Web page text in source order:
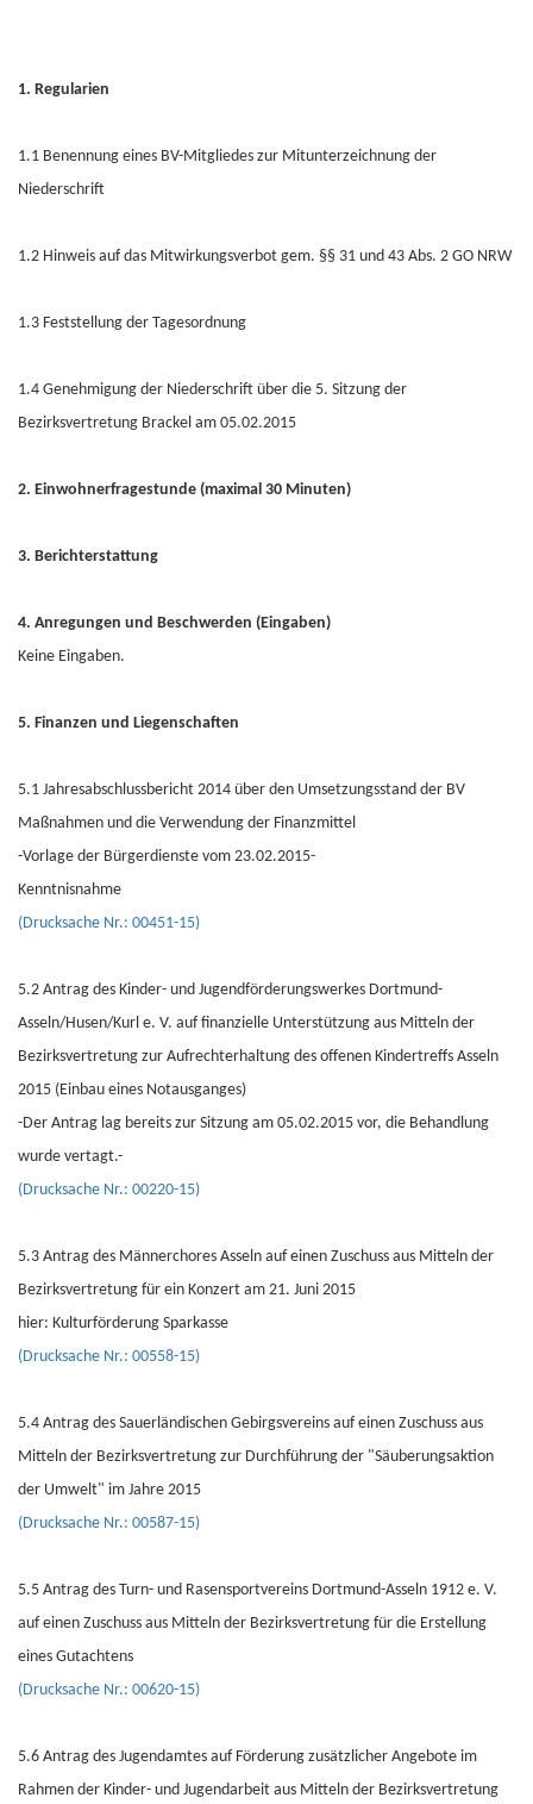
1. Regularien
1.1 Benennung eines BV-Mitgliedes zur Mitunterzeichnung der
Niederschrift
1.2 Hinweis auf das Mitwirkungsverbot gem. §§ 31 und 43 Abs. 2 GO NRW
1.3 Feststellung der Tagesordnung
1.4 Genehmigung der Niederschrift über die 5. Sitzung der
Bezirksvertretung Brackel am 05.02.2015
2. Einwohnerfragestunde (maximal 30 Minuten)
3. Berichterstattung
4. Anregungen und Beschwerden (Eingaben)
Keine Eingaben.
5. Finanzen und Liegenschaften
5.1 Jahresabschlussbericht 2014 über den Umsetzungsstand der BV
Maßnahmen und die Verwendung der Finanzmittel
-Vorlage der Bürgerdienste vom 23.02.2015-
Kenntnisnahme
(Drucksache Nr.: 00451-15)
5.2 Antrag des Kinder- und Jugendförderungswerkes Dortmund-
Asseln/Husen/Kurl e. V. auf finanzielle Unterstützung aus Mitteln der
Bezirksvertretung zur Aufrechterhaltung des offenen Kindertreffs Asseln
2015 (Einbau eines Notausganges)
-Der Antrag lag bereits zur Sitzung am 05.02.2015 vor, die Behandlung
wurde vertagt.-
(Drucksache Nr.: 00220-15)
5.3 Antrag des Männerchores Asseln auf einen Zuschuss aus Mitteln der
Bezirksvertretung für ein Konzert am 21. Juni 2015
hier: Kulturförderung Sparkasse
(Drucksache Nr.: 00558-15)
5.4 Antrag des Sauerländischen Gebirgsvereins auf einen Zuschuss aus
Mitteln der Bezirksvertretung zur Durchführung der "Säuberungsaktion
der Umwelt" im Jahre 2015
(Drucksache Nr.: 00587-15)
5.5 Antrag des Turn- und Rasensportvereins Dortmund-Asseln 1912 e. V.
auf einen Zuschuss aus Mitteln der Bezirksvertretung für die Erstellung
eines Gutachtens
(Drucksache Nr.: 00620-15)
5.6 Antrag des Jugendamtes auf Förderung zusätzlicher Angebote im
Rahmen der Kinder- und Jugendarbeit aus Mitteln der Bezirksvertretung